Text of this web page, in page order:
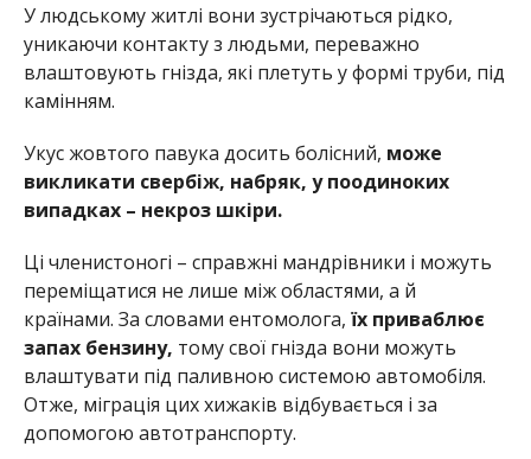
У людському житлі вони зустрічаються рідко,
уникаючи контакту з людьми, переважно
влаштовують гнізда, які плетуть у формі труби, під
камінням.
Укус жовтого павука досить болісний, може
викликати свербіж, набряк, у поодиноких
випадках – некроз шкіри.
Ці членистоногі – справжні мандрівники і можуть
переміщатися не лише між областями, а й
країнами. За словами ентомолога, їх приваблює
запах бензину, тому свої гнізда вони можуть
влаштувати під паливною системою автомобіля.
Отже, міграція цих хижаків відбувається і за
допомогою автотранспорту.